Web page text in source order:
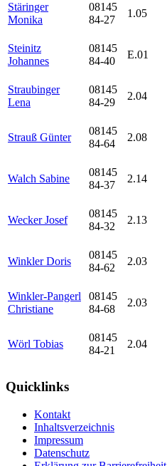
Stäringer
Monika
08145
84-27
1.05
Steinitz
Johannes
08145
84-40
E.01
Straubinger
Lena
08145
84-29
2.04
Strauß Günter
08145
84-64
2.08
Walch Sabine
08145
84-37
2.14
Wecker Josef
08145
84-32
2.13
Winkler Doris
08145
84-62
2.03
Winkler-Pangerl
Christiane
08145
84-68
2.03
Wörl Tobias
08145
84-21
2.04
Quicklinks
Kontakt
Inhaltsverzeichnis
Impressum
Datenschutz